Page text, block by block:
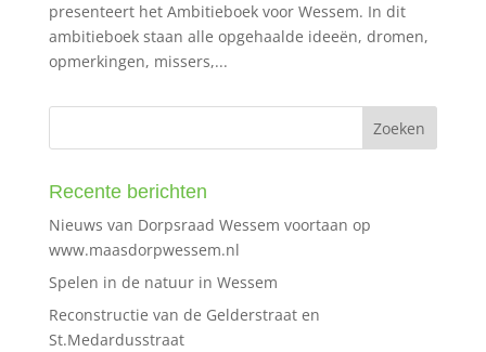
presenteert het Ambitieboek voor Wessem. In dit
ambitieboek staan alle opgehaalde ideeën, dromen,
opmerkingen, missers,...
Recente berichten
Nieuws van Dorpsraad Wessem voortaan op
www.maasdorpwessem.nl
Spelen in de natuur in Wessem
Reconstructie van de Gelderstraat en
St.Medardusstraat